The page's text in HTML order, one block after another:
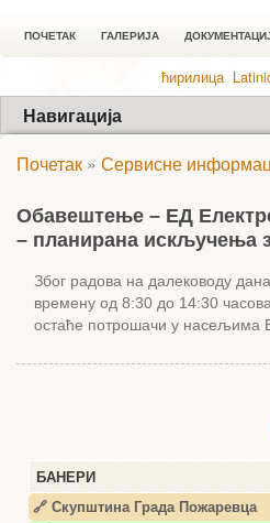
ПОЧЕТАК ГАЛЕРИЈА
ћирилица
Навигација
БАНЕРИ
🔗 Скупштина Града Пожаревца
Почетак » Сервисне
Обавештење – ЕД
– планирана искључења
Због радова на далеководу
времену од 8:30 до 14:30
остаће потрошачи у насељима